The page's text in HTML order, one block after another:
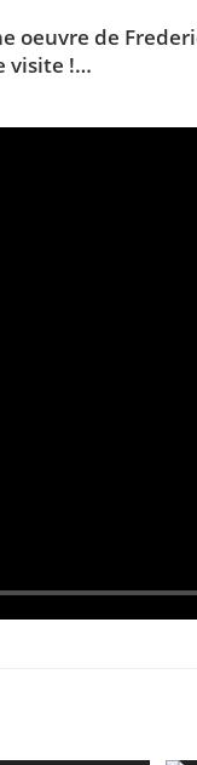
oeuvre de
visite !…